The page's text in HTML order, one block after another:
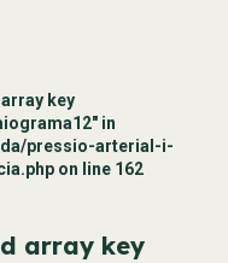
key
in
pressio-arterial-i-
on line 162
array key